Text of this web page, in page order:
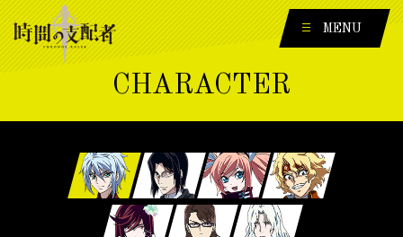
MENU
CHARACTER
1 2 3 4
5 6 7